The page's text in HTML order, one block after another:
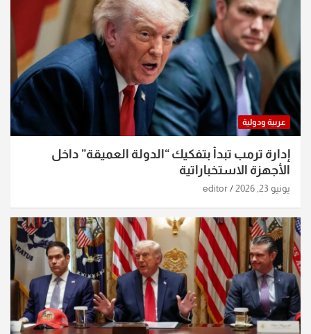
عربية ودولية
إدارة ترمب تبدأ بتفكيك “الدولة العميقة” داخل
الأجهزة الاستخباراتية
يونيو 23, 2026 editor